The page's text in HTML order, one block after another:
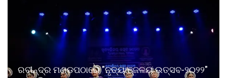
ରବୀନ୍ଦ୍ର ମଣ୍ଡପଠାରେ "ନୃତ୍ୟାଞ୍ଜଳୟ ଉତ୍ସବ-୨୦୨୨"